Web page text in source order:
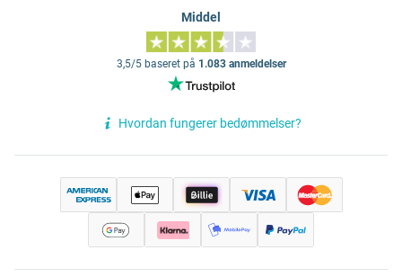
Middel
3,5/5 baseret på 1.083 anmeldelser
Hvordan fungerer bedømmelser?